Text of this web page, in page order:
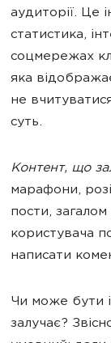
аудиторії. Це
статистика,
соцмережах
яка
не
суть.
Контент, що
марафони,
пости,
користувача
написати
Чи може бути
залучає?